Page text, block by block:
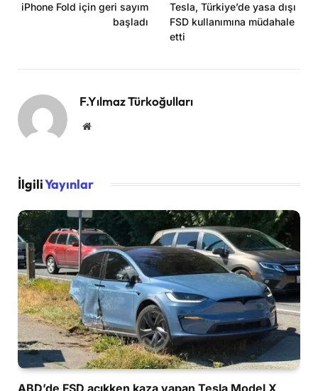
iPhone Fold için geri sayım
başladı
Tesla, Türkiye’de yasa dışı
FSD kullanımına müdahale
etti
F.Yılmaz Türkoğulları
Website
İlgiliYayınlar
ABD’de FSD açıkken kaza yapan Tesla Model X